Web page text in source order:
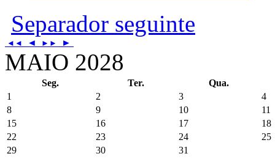
Separador seguinte
◄◄ ◄ ►► ►
MAIO 2028
Seg. Ter.
Qua.
1
2 3
4
8
9 10
11
15
16 17
18
22
23 24
25
29
30 31